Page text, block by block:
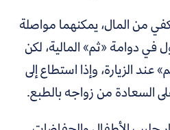
من المال، يمكنهما مواصلة
دوامة «ثم» المالية، لكن
الزيارة، وإذا استطاع إلى
السعادة من زواجه بالطبع.